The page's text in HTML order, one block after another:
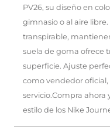
PV26, su diseño en
gimnasio o al aire
transpirable,
suela de goma ofrece
superficie. Ajuste
como vendedor
servicio.Compra
estilo de los Nike